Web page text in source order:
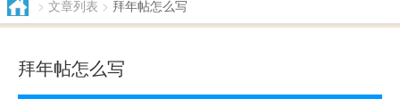
> 文章列表 > 拜年帖怎么写
拜年帖怎么写